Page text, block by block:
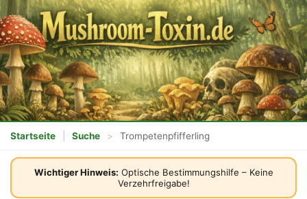
Startseite Suche > Trompetenpfifferling
Wichtiger Hinweis: Optische Bestimmungshilfe – Keine
Verzehrfreigabe!